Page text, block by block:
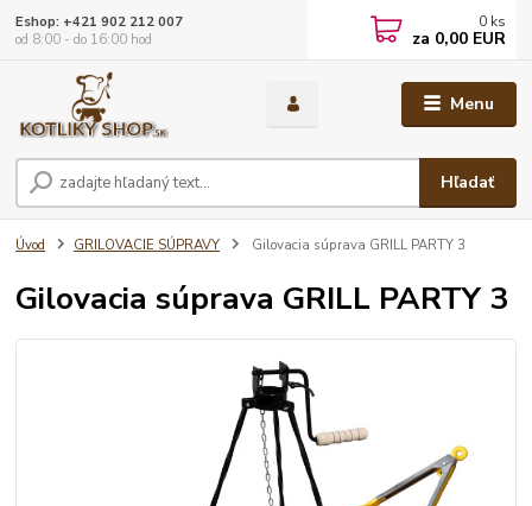
Menu
Hľadať
Eshop: +421 902 212 007
od 8:00 - do 16:00 hod
0 ks
za 0,00 EUR
Úvod GRILOVACIE SÚPRAVY Gilovacia súprava GRILL PARTY 3
Gilovacia súprava GRILL PARTY 3